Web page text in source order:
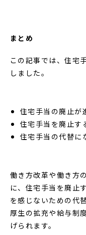
まとめ
この記事では、住宅
しました。
住宅手当の廃止が
住宅手当を廃止す
住宅手当の代替に
働き方改革や働き方
に、住宅手当を廃止
を感じないための代
厚生の拡充や給与制
げられます。